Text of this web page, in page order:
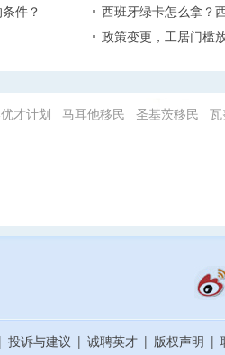
件？
西班牙绿卡怎么拿？
政策变更，工居门槛
才计划 马耳他移民 圣基茨移民
| 投诉与建议 | 诚聘英才 | 版权声明 |